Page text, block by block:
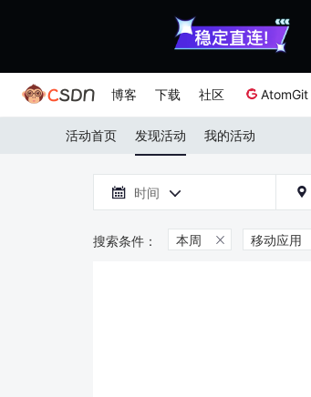
博客 下载 社区 AtomGit
活动首页 发现活动 我的活动
 时间  
本周  移动应用